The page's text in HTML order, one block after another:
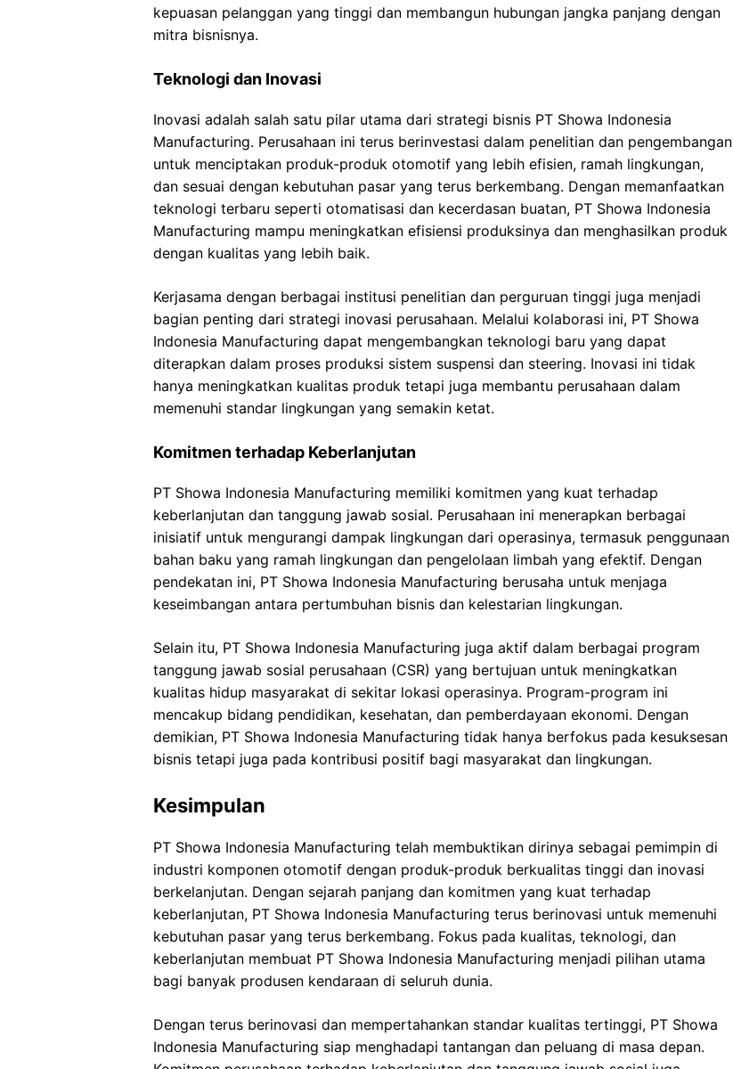
kepuasan pelanggan yang tinggi dan membangun hubungan jangka panjang dengan
mitra bisnisnya.
Teknologi dan Inovasi
Inovasi adalah salah satu pilar utama dari strategi bisnis PT Showa Indonesia
Manufacturing. Perusahaan ini terus berinvestasi dalam penelitian dan pengembangan
untuk menciptakan produk-produk otomotif yang lebih efisien, ramah lingkungan,
dan sesuai dengan kebutuhan pasar yang terus berkembang. Dengan memanfaatkan
teknologi terbaru seperti otomatisasi dan kecerdasan buatan, PT Showa Indonesia
Manufacturing mampu meningkatkan efisiensi produksinya dan menghasilkan produk
dengan kualitas yang lebih baik.
Kerjasama dengan berbagai institusi penelitian dan perguruan tinggi juga menjadi
bagian penting dari strategi inovasi perusahaan. Melalui kolaborasi ini, PT Showa
Indonesia Manufacturing dapat mengembangkan teknologi baru yang dapat
diterapkan dalam proses produksi sistem suspensi dan steering. Inovasi ini tidak
hanya meningkatkan kualitas produk tetapi juga membantu perusahaan dalam
memenuhi standar lingkungan yang semakin ketat.
Komitmen terhadap Keberlanjutan
PT Showa Indonesia Manufacturing memiliki komitmen yang kuat terhadap
keberlanjutan dan tanggung jawab sosial. Perusahaan ini menerapkan berbagai
inisiatif untuk mengurangi dampak lingkungan dari operasinya, termasuk penggunaan
bahan baku yang ramah lingkungan dan pengelolaan limbah yang efektif. Dengan
pendekatan ini, PT Showa Indonesia Manufacturing berusaha untuk menjaga
keseimbangan antara pertumbuhan bisnis dan kelestarian lingkungan.
Selain itu, PT Showa Indonesia Manufacturing juga aktif dalam berbagai program
tanggung jawab sosial perusahaan (CSR) yang bertujuan untuk meningkatkan
kualitas hidup masyarakat di sekitar lokasi operasinya. Program-program ini
mencakup bidang pendidikan, kesehatan, dan pemberdayaan ekonomi. Dengan
demikian, PT Showa Indonesia Manufacturing tidak hanya berfokus pada kesuksesan
bisnis tetapi juga pada kontribusi positif bagi masyarakat dan lingkungan.
Kesimpulan
PT Showa Indonesia Manufacturing telah membuktikan dirinya sebagai pemimpin di
industri komponen otomotif dengan produk-produk berkualitas tinggi dan inovasi
berkelanjutan. Dengan sejarah panjang dan komitmen yang kuat terhadap
keberlanjutan, PT Showa Indonesia Manufacturing terus berinovasi untuk memenuhi
kebutuhan pasar yang terus berkembang. Fokus pada kualitas, teknologi, dan
keberlanjutan membuat PT Showa Indonesia Manufacturing menjadi pilihan utama
bagi banyak produsen kendaraan di seluruh dunia.
Dengan terus berinovasi dan mempertahankan standar kualitas tertinggi, PT Showa
Indonesia Manufacturing siap menghadapi tantangan dan peluang di masa depan.